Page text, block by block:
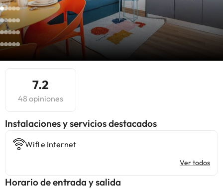
7.2
48 opiniones
Instalaciones y servicios destacados
Wifi e Internet
Ver todos
Horario de entrada y salida